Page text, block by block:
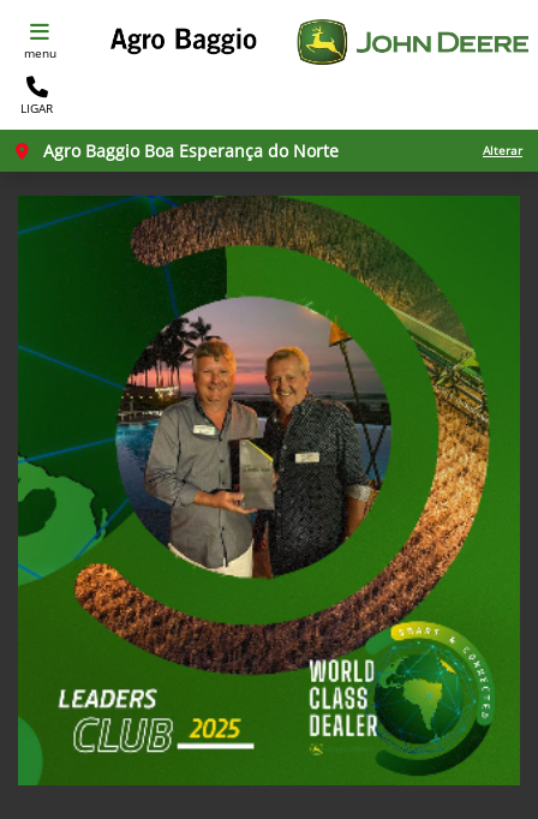
menu
LIGAR
Agro Baggio Boa Esperança do Norte Alterar